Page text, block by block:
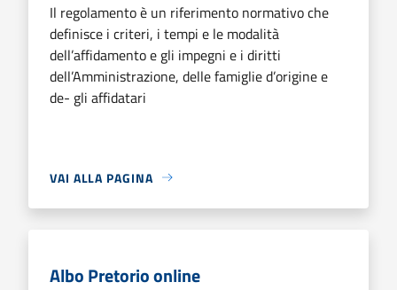
Il regolamento è un riferimento normativo che
definisce i criteri, i tempi e le modalità
dell’affidamento e gli impegni e i diritti
dell’Amministrazione, delle famiglie d’origine e
de- gli affidatari
VAI ALLA PAGINA
Albo Pretorio online